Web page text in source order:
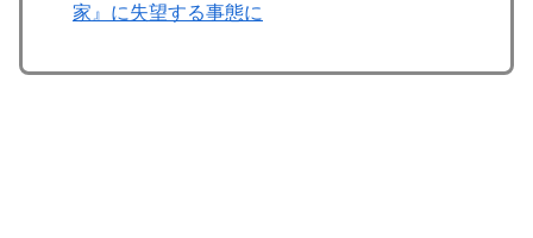
家』に失望する事態に